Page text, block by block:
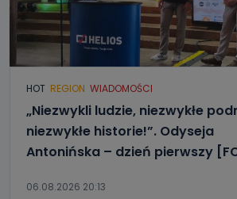
HOT REGION WIADOMOŚCI
„Niezwykli ludzie, niezwykłe
niezwykłe historie!”. Odyseja
Antonińska – dzień pierwszy
06.08.2026 20:13